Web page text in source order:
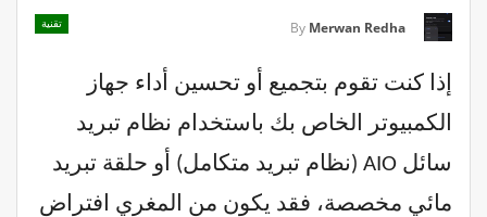
تقنية By Merwan Redha
إذا كنت تقوم بتجميع أو تحسين أداء جهاز
الكمبيوتر الخاص بك باستخدام نظام تبريد
سائل AIO (نظام تبريد متكامل) أو حلقة تبريد
مائي مخصصة، فقد يكون من المغري افتراض